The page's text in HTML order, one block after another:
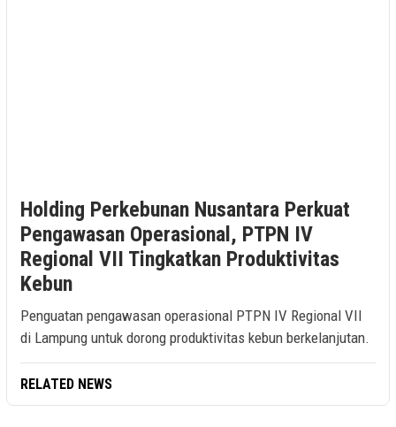
Holding Perkebunan Nusantara Perkuat
Pengawasan Operasional, PTPN IV
Regional VII Tingkatkan Produktivitas
Kebun
Penguatan pengawasan operasional PTPN IV Regional VII
di Lampung untuk dorong produktivitas kebun berkelanjutan.
RELATED NEWS